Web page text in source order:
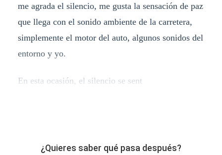
me agrada el silencio, me gusta la sensación de paz
que llega con el sonido ambiente de la carretera,
simplemente el motor del auto, algunos sonidos del
entorno y yo.
En esta ocasión, el silencio se sent
¿Quieres saber qué pasa después?